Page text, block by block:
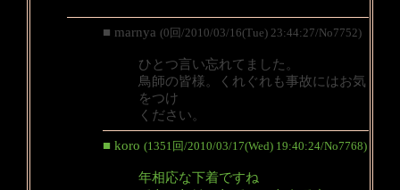
■ marnya (0回/2010/03/16(Tue) 23:44:27/No7752)
ひとつ言い忘れてました。
鳥師の皆様。くれぐれも事故にはお気
をつけ
ください。
■ koro (1351回/2010/03/17(Wed) 19:40:24/No7768)
年相応な下着ですね